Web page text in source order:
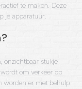
te maken. Deze
je apparatuur.
onzichtbaar stukje
om verkeer op
worden er met behulp